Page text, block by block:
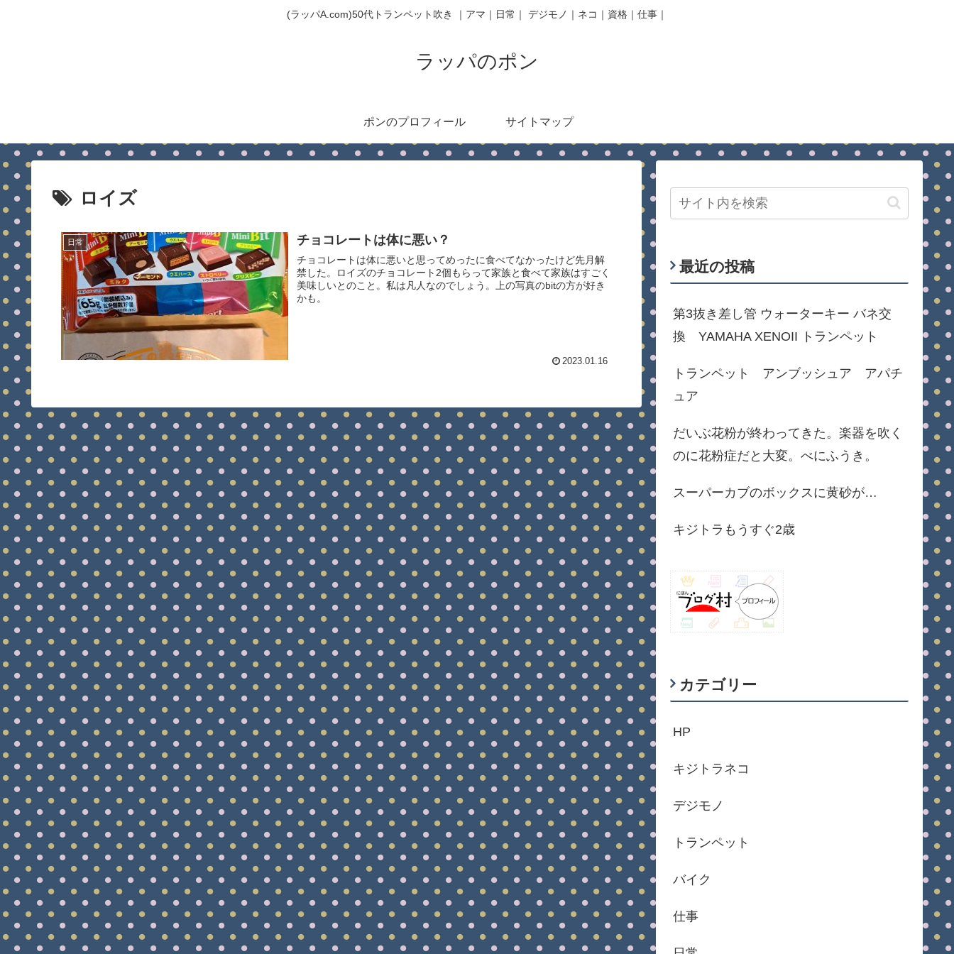
(ラッパA.com)50代トランペット吹き ｜アマ｜日常｜ デジモノ｜ネコ｜資格｜仕事｜
ラッパのポン
ポンのプロフィール サイトマップ
ロイズ
日常 チョコレートは体に悪い？
チョコレートは体に悪いと思ってめったに食べてなかったけど先月解
禁した。ロイズのチョコレート2個もらって家族と食べて家族はすごく
美味しいとのこと。私は凡人なのでしょう。上の写真のbitの方が好き
かも。
2023.01.16
最近の投稿
第3抜き差し管 ウォーターキー バネ交
換 YAMAHA XENOII トランペット
トランペット アンブッシュア アパチ
ュア
だいぶ花粉が終わってきた。楽器を吹く
のに花粉症だと大変。べにふうき。
スーパーカブのボックスに黄砂が…
キジトラもうすぐ2歳
カテゴリー
HP
キジトラネコ
デジモノ
トランペット
バイク
仕事